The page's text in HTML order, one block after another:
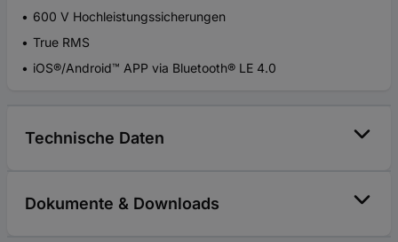
600 V Hochleistungssicherungen
True RMS
iOS®/Android™ APP via Bluetooth® LE 4.0
Technische Daten
Dokumente & Downloads